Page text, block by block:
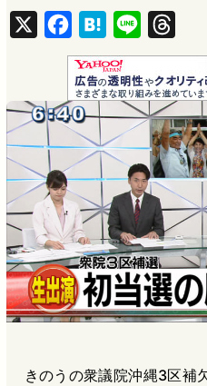
a
c
e
b
o
o
k
H
a
t
e
a
i
n
e
h
r
e
a
d
きのうの衆議院沖縄3区補